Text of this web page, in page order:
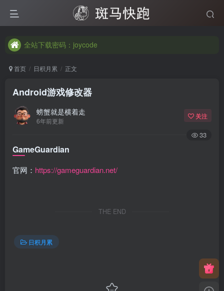
全站下载密码：joycode
全站下载密码：joycode
全站下载密码：joycode
首页 日积月累 正文
Android游戏修改器
螃蟹就是横着走
6年前更新
关注
33
GameGuardian
官网： https://gameguardian.net/
THE END
日积月累